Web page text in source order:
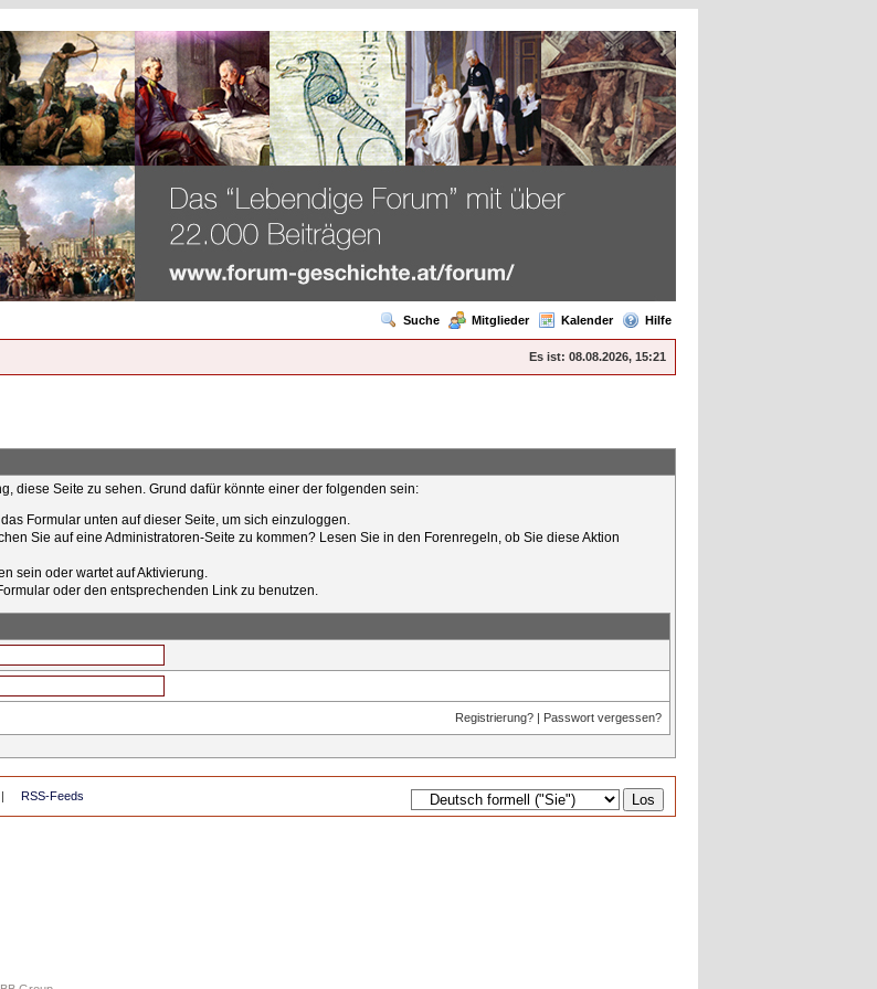
Suche Mitglieder Kalender Hilfe
Es ist: 08.08.2026, 15:21
diese Seite zu sehen. Grund dafür könnte einer der folgenden sein:
Formular unten auf dieser Seite, um sich einzuloggen.
Sie auf eine Administratoren-Seite zu kommen? Lesen Sie in den Forenregeln, ob Sie diese Aktion
sein oder wartet auf Aktivierung.
oder den entsprechenden Link zu benutzen.
Registrierung? | Passwort vergessen?
RSS-Feeds